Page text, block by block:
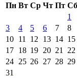
Пн Вт Ср Чт Пт Сб
1
3
4 5 6 7 8
10 11 12 13 14 15
17 18 19 20 21 22
24 25 26 27 28 29
31